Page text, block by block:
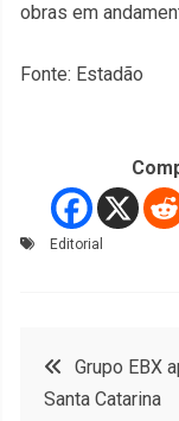
obras em
Fonte: Estadão
Editorial
Grupo EBX
Santa Catarina